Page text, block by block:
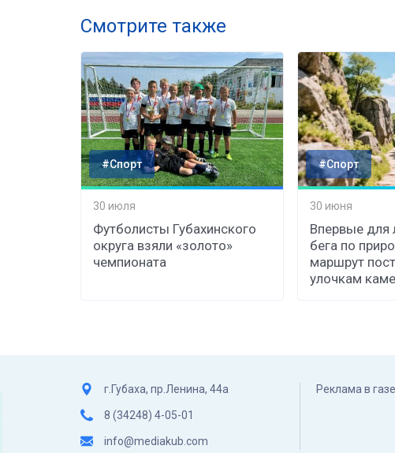
Смотрите также
#Спорт
30 июля
Футболисты Губахинского
округа взяли «золото»
чемпионата
#Спорт
30 июня
Впервые для
бега по
маршрут
улочкам
г.Губаха, пр.Ленина, 44а
8 (34248) 4-05-01
info@mediakub.com
Реклама в